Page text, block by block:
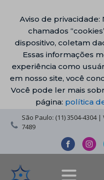
Aviso de privacidade:
chamados
dispositivo, coletam
Essas informações
experiência como
em nosso site, você
Você pode ler mais
página: política
São Paulo: (11) 3504-4304 |
7489